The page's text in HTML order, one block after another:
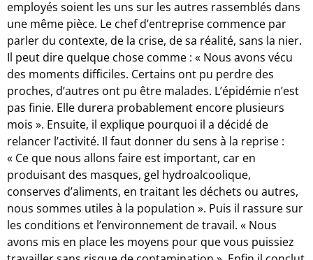
employés soient les uns sur les autres rassemblés dans
une même pièce. Le chef d’entreprise commence par
parler du contexte, de la crise, de sa réalité, sans la nier.
Il peut dire quelque chose comme : « Nous avons vécu
des moments difficiles. Certains ont pu perdre des
proches, d’autres ont pu être malades. L’épidémie n’est
pas finie. Elle durera probablement encore plusieurs
mois ». Ensuite, il explique pourquoi il a décidé de
relancer l’activité. Il faut donner du sens à la reprise :
« Ce que nous allons faire est important, car en
produisant des masques, gel hydroalcoolique,
conserves d’aliments, en traitant les déchets ou autres,
nous sommes utiles à la population ». Puis il rassure sur
les conditions et l’environnement de travail. « Nous
avons mis en place les moyens pour que vous puissiez